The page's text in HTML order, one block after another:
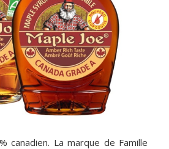
canadien. La marque de Famille